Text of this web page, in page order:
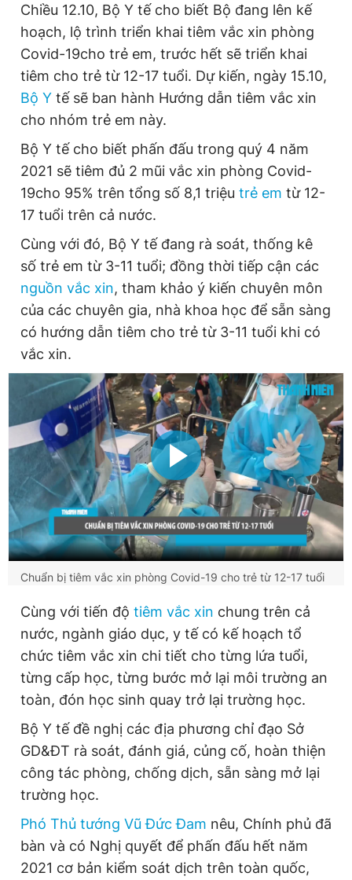
Chiều 12.10, Bộ Y tế cho biết Bộ đang lên kế
hoạch, lộ trình triển khai tiêm vắc xin phòng
Covid-19cho trẻ em, trước hết sẽ triển khai
tiêm cho trẻ từ 12-17 tuổi. Dự kiến, ngày 15.10,
Bộ Y tế sẽ ban hành Hướng dẫn tiêm vắc xin
cho nhóm trẻ em này.
Bộ Y tế cho biết phấn đấu trong quý 4 năm
2021 sẽ tiêm đủ 2 mũi vắc xin phòng Covid-
19cho 95% trên tổng số 8,1 triệu trẻ em từ 12-
17 tuổi trên cả nước.
Cùng với đó, Bộ Y tế đang rà soát, thống kê
số trẻ em từ 3-11 tuổi; đồng thời tiếp cận các
nguồn vắc xin, tham khảo ý kiến chuyên môn
của các chuyên gia, nhà khoa học để sẵn sàng
có hướng dẫn tiêm cho trẻ từ 3-11 tuổi khi có
vắc xin.
Chuẩn bị tiêm vắc xin phòng Covid-19 cho trẻ từ 12-17 tuổi
Cùng với tiến độ tiêm vắc xin chung trên cả
nước, ngành giáo dục, y tế có kế hoạch tổ
chức tiêm vắc xin chi tiết cho từng lứa tuổi,
từng cấp học, từng bước mở lại môi trường an
toàn, đón học sinh quay trở lại trường học.
Bộ Y tế đề nghị các địa phương chỉ đạo Sở
GD&ĐT rà soát, đánh giá, củng cố, hoàn thiện
công tác phòng, chống dịch, sẵn sàng mở lại
trường học.
Phó Thủ tướng Vũ Đức Đam nêu, Chính phủ đã
bàn và có Nghị quyết để phấn đấu hết năm
2021 cơ bản kiểm soát dịch trên toàn quốc,